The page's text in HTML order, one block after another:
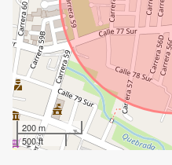
200 m
500 ft